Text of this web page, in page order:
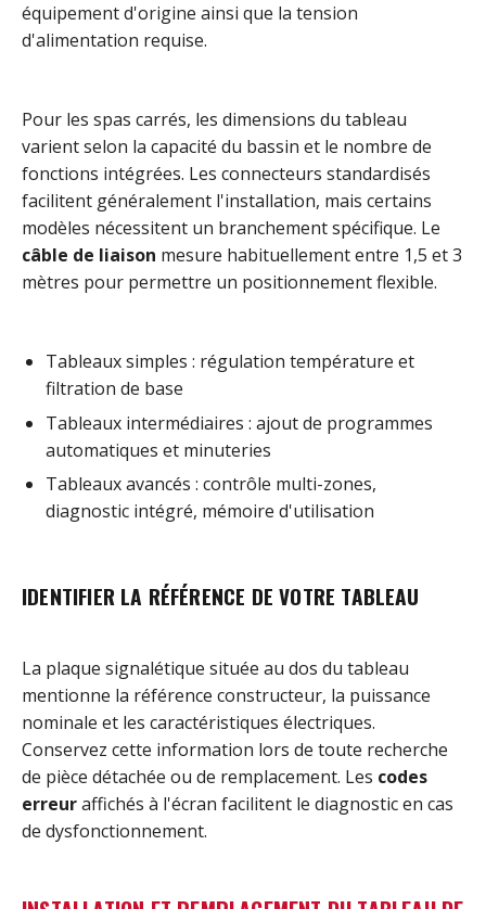
équipement d'origine ainsi que la tension
d'alimentation requise.
Pour les spas carrés, les dimensions du tableau
varient selon la capacité du bassin et le nombre de
fonctions intégrées. Les connecteurs standardisés
facilitent généralement l'installation, mais certains
modèles nécessitent un branchement spécifique. Le
câble de liaison mesure habituellement entre 1,5 et 3
mètres pour permettre un positionnement flexible.
Tableaux simples : régulation température et
filtration de base
Tableaux intermédiaires : ajout de programmes
automatiques et minuteries
Tableaux avancés : contrôle multi-zones,
diagnostic intégré, mémoire d'utilisation
IDENTIFIER LA RÉFÉRENCE DE VOTRE TABLEAU
La plaque signalétique située au dos du tableau
mentionne la référence constructeur, la puissance
nominale et les caractéristiques électriques.
Conservez cette information lors de toute recherche
de pièce détachée ou de remplacement. Les codes
erreuraffichés à l'écran facilitent le diagnostic en cas
de dysfonctionnement.